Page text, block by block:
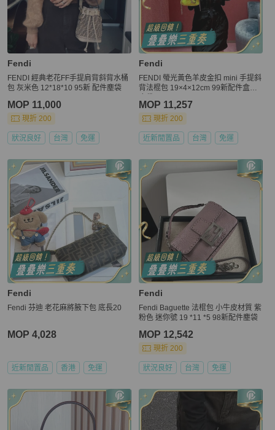
Fendi
FENDI 經典老花FF手提肩背斜背水桶
包 灰米色 12*18*10 95新 配件塵袋
MOP 11,000
現折 200
狀況良好 台灣 免運
Fendi
FENDI 螢光黃色羊皮金扣 mini 手提斜
背法棍包 19×4×12cm 99新配件盒子
MOP 11,257
現折 200
近新閒置品 台灣 免運
Fendi
Fendi 芬迪 老花麻將腋下包 底長20
MOP 4,028
近新閒置品 香港 免運
Fendi
Fendi Baguette 法棍包 小牛皮材質 紫
粉色 迷你號 19 *11 *5 98新配件塵袋
MOP 12,542
現折 200
狀況良好 台灣 免運